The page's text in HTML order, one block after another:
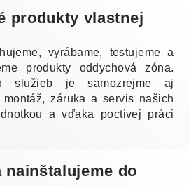
produkty vlastnej
vyrábame, testujeme a
produkty oddychová zóna.
služieb je samozrejme aj
záruka a servis našich
a vďaka poctivej práci
nainštalujeme do